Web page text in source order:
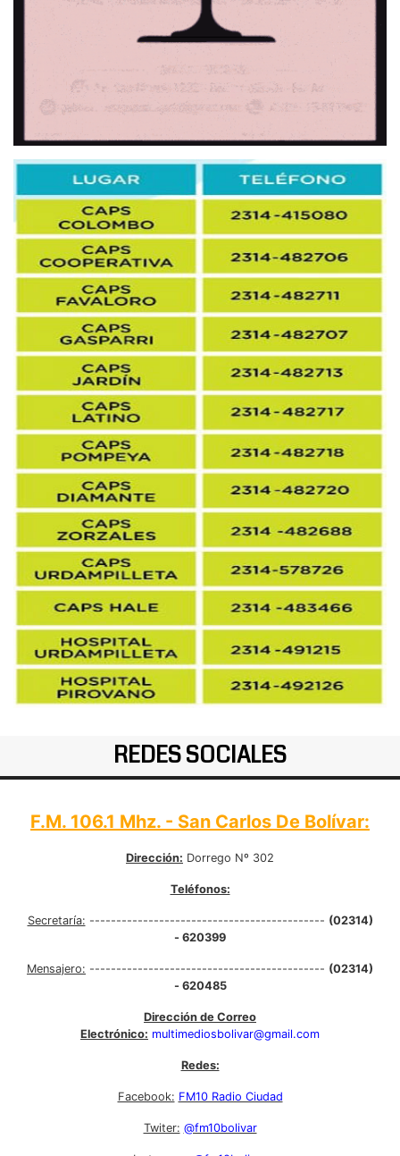
REDES SOCIALES
F.M. 106.1 Mhz. - San Carlos De Bolívar:
Dirección: Dorrego Nº 302
Teléfonos:
Secretaría: -------------------------------------------- (02314)
- 620399
Mensajero: -------------------------------------------- (02314)
- 620485
Dirección de Correo
Electrónico: multimediosbolivar@gmail.com
Redes:
Facebook: FM10 Radio Ciudad
Twiter: @fm10bolivar